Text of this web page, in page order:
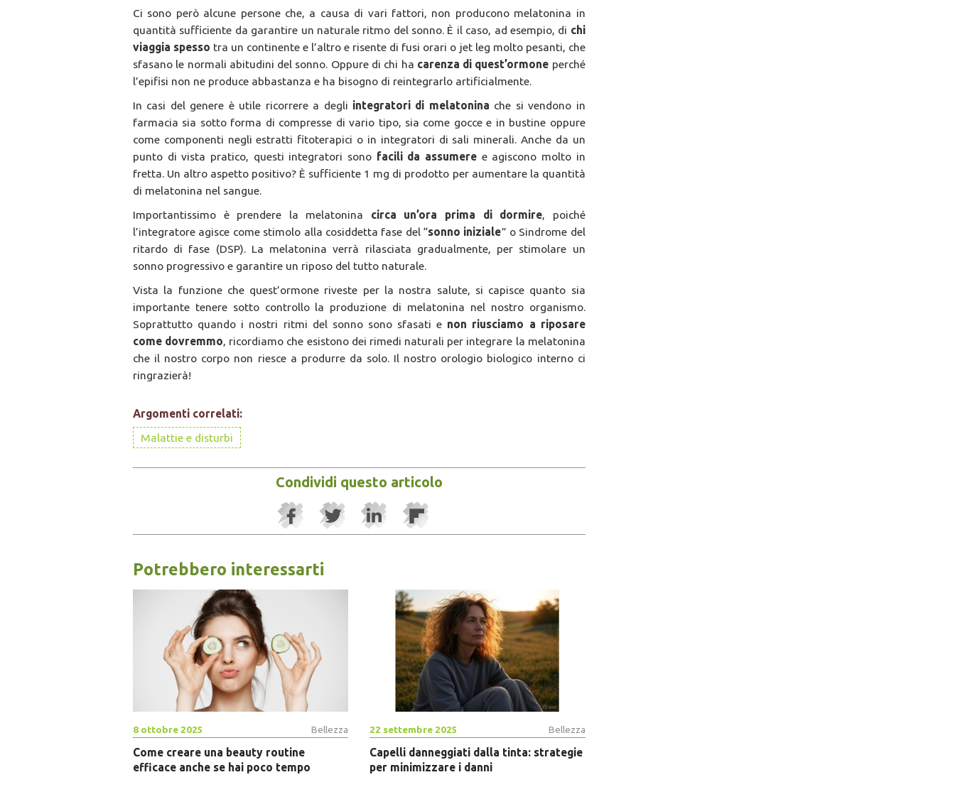
Ci sono però alcune persone che, a causa di vari fattori, non producono melatonina in
quantità sufficiente da garantire un naturale ritmo del sonno. È il caso, ad esempio, di chi
viaggia spesso tra un continente e l’altro e risente di fusi orari o jet leg molto pesanti, che
sfasano le normali abitudini del sonno. Oppure di chi ha carenza di quest’ormone perché
l’epifisi non ne produce abbastanza e ha bisogno di reintegrarlo artificialmente.
In casi del genere è utile ricorrere a degli integratori di melatonina che si vendono in
farmacia sia sotto forma di compresse di vario tipo, sia come gocce e in bustine oppure
come componenti negli estratti fitoterapici o in integratori di sali minerali. Anche da un
punto di vista pratico, questi integratori sono facili da assumere e agiscono molto in
fretta. Un altro aspetto positivo? È sufficiente 1 mg di prodotto per aumentare la quantità
di melatonina nel sangue.
Importantissimo è prendere la melatonina circa un’ora prima di dormire, poiché
l’integratore agisce come stimolo alla cosiddetta fase del “sonno iniziale” o Sindrome del
ritardo di fase (DSP). La melatonina verrà rilasciata gradualmente, per stimolare un
sonno progressivo e garantire un riposo del tutto naturale.
Vista la funzione che quest’ormone riveste per la nostra salute, si capisce quanto sia
importante tenere sotto controllo la produzione di melatonina nel nostro organismo.
Soprattutto quando i nostri ritmi del sonno sono sfasati e non riusciamo a riposare
come dovremmo, ricordiamo che esistono dei rimedi naturali per integrare la melatonina
che il nostro corpo non riesce a produrre da solo. Il nostro orologio biologico interno ci
ringrazierà!
Argomenti correlati:
Malattie e disturbi
Condividi questo articolo
Potrebbero interessarti
8 ottobre 2025 Bellezza
Come creare una beauty routine
efficace anche se hai poco tempo
22 settembre 2025 Bellezza
Capelli danneggiati dalla tinta: strategie
per minimizzare i danni